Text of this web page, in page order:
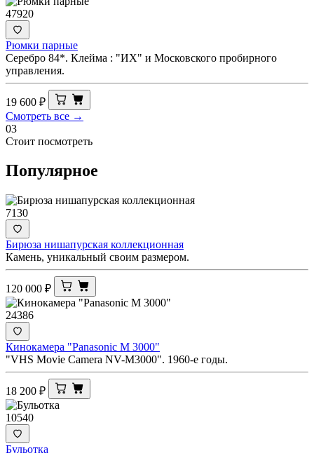
47920
Рюмки парные
Серебро 84*. Клейма : "ИХ" и Московского пробирного
управления.
19 600 ₽
Смотреть все →
03
Стоит посмотреть
Популярное
7130
Бирюза нишапурская коллекционная
Камень, уникальный своим размером.
120 000 ₽
24386
Кинокамера "Panasonic M 3000"
"VHS Movie Camera NV-M3000". 1960-е годы.
18 200 ₽
10540
Бульотка